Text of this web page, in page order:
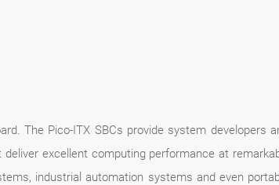
The Pico-ITX SBCs provide system developers
excellent computing performance at
industrial automation systems and even